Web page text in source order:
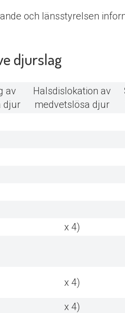
och länsstyrelsen
djurslag
av
djur
Halsdislokation av
medvetslösa djur
x 4)
x 4)
x 4)